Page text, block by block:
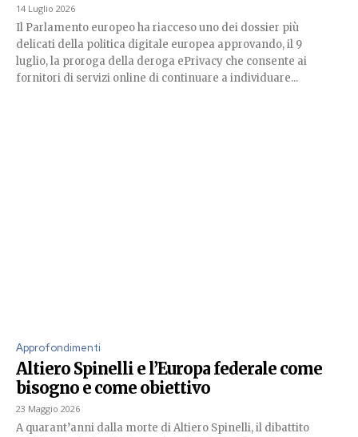
14 Luglio 2026
Il Parlamento europeo ha riacceso uno dei dossier più
delicati della politica digitale europea approvando, il 9
luglio, la proroga della deroga ePrivacy che consente ai
fornitori di servizi online di continuare a individuare...
Approfondimenti
Altiero Spinelli e l’Europa federale come
bisogno e come obiettivo
23 Maggio 2026
A quarant’anni dalla morte di Altiero Spinelli, il dibattito